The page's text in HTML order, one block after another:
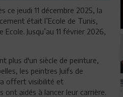
ce jeudi 11 décembre 2025, la
était l’Ecole de Tunis,
Jusqu’au 11 février 2026,
plus d'un siècle de peinture,
les peintres Juifs de
a offert visibilité et
ont aidés à lancer leur carrière.